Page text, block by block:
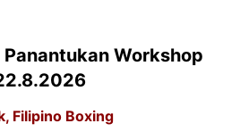
Workshop
Filipino Boxing